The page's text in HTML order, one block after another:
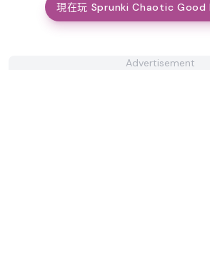
現在玩 Sprunki Chaotic Good
Advertisement